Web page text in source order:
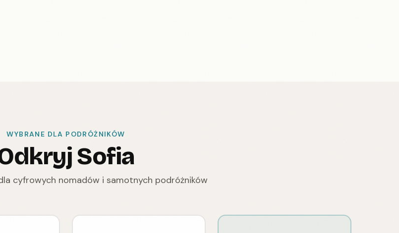
WYBRANE DLA PODRÓŻNIKÓW
Sofia
cyfrowych nomadów i samotnych podróżników